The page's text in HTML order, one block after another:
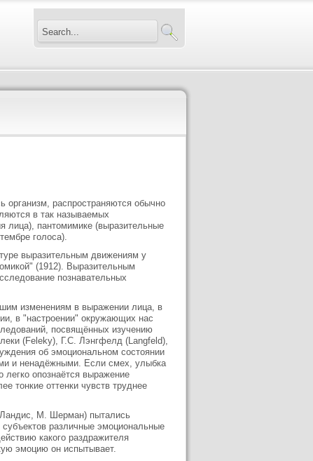
распространяются обычно
в так называемых
лица), пантомимике (выразительные
голоса).
выразительным движениям у
(1912). Выразительным
познавательных
изменениям в выражении лица, в
в "настроении" окружающих нас
посвящённых изучению
(Feleky), Г.С. Лэнгфелд (Langfeld),
об эмоциональном состоянии
и ненадёжными. Если смех, улыбка
опознаётся выражение
тонкие оттенки чувств труднее
Ландис, М. Шерман) пытались
различные эмоциональные
какого раздражителя
эмоцию он испытывает.